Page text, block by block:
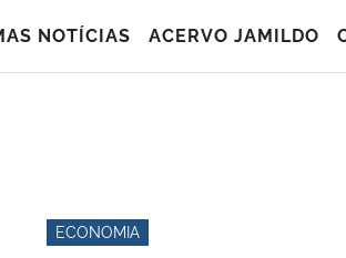
NOTÍCIAS ACERVO JAMILDO
ECONOMIA